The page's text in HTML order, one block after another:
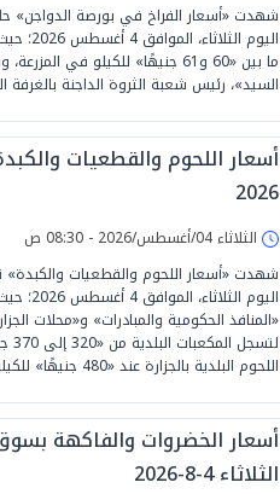
شهدت «أسعار الفراخ في بورصة الدواجن»
اليوم
ما بين «60 و61 جنيهًا» للكيلو في
السيد»، رئيس شعبة الثروة الداجنة بالغرفة
2026
الثلاثاء 04/أغسطس/2026 - 08:30 ص
شهدت «أسعار اللحوم والقطعيات والكبدة»
اليوم
«المنافذ الحكومية والمبادرات» و«محلات
اللحوم البلدية بالجزارة عند «480 جنيهًا» للكيلو.
أسعار الخضروات والفاكهة
الثلاثاء 4-8-2026